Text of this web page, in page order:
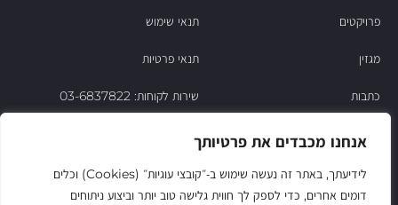
אנחנו מכבדים את פרטיותך
לידיעתך, באתר זה נעשה שימוש ב‑״קובצי עוגיות״ (Cookies) וכלים
דומים אחרים, כדי לספק לך חווית גלישה טוב יותר וביצוע ניתוחים
פרויקטים
מגזין
כתבות
צור קשר
תנאי שימוש
תנאי פרטיות
שירות לקוחות: 03-6837822